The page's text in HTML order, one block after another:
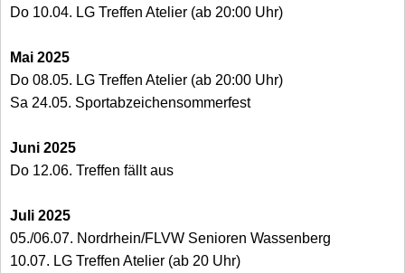
Do 10.04. LG Treffen Atelier (ab 20:00 Uhr)
Mai 2025
Do 08.05. LG Treffen Atelier (ab 20:00 Uhr)
Sa 24.05. Sportabzeichensommerfest
Juni 2025
Do 12.06. Treffen fällt aus
Juli 2025
05./06.07. Nordrhein/FLVW Senioren Wassenberg
10.07. LG Treffen Atelier (ab 20 Uhr)